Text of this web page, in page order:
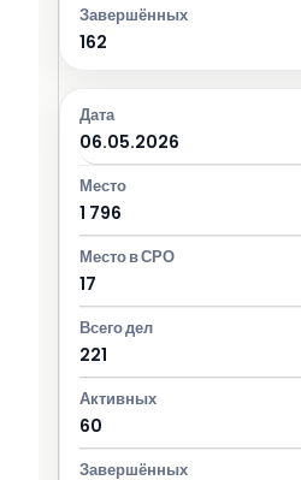
162
06.05.2026
1 796
17
221
60